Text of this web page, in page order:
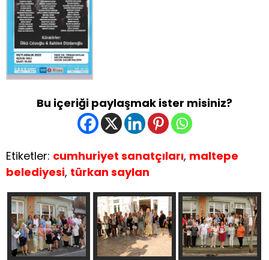
Bu içeriği paylaşmak ister misiniz?
Etiketler: cumhuriyet sanatçıları, maltepe
belediyesi, türkan saylan